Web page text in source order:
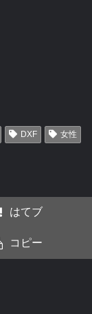
DXF
女性
はてブ
コピー